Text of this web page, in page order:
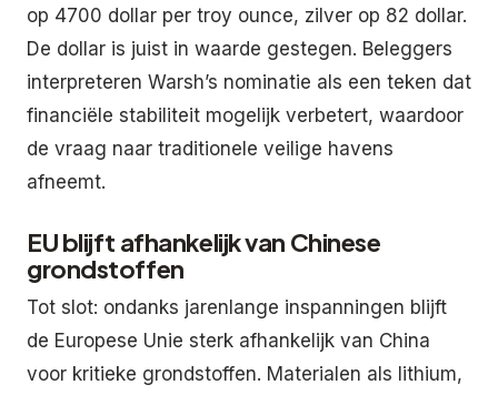
op 4700 dollar per troy ounce, zilver op 82 dollar.
De dollar is juist in waarde gestegen. Beleggers
interpreteren Warsh’s nominatie als een teken dat
financiële stabiliteit mogelijk verbetert, waardoor
de vraag naar traditionele veilige havens
afneemt.
EU blijft afhankelijk van Chinese
grondstoffen
Tot slot: ondanks jarenlange inspanningen blijft
de Europese Unie sterk afhankelijk van China
voor kritieke grondstoffen. Materialen als lithium,